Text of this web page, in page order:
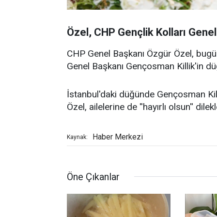
Özel, CHP Gençlik Kolları
CHP Genel Başkanı Özgür Özel,
Genel Başkanı Gençosman Killik'in
İstanbul'daki düğünde Gençosman
Özel, ailelerine de ''hayırlı olsun''
Kaynak: Haber Merkezi
Öne Çıkanlar